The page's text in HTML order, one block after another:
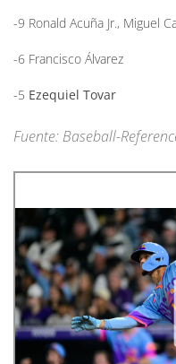
-9 Ronald Acuña Jr., Miguel
-6 Francisco Álvarez
-5 Ezequiel Tovar
Fuente: Baseball-